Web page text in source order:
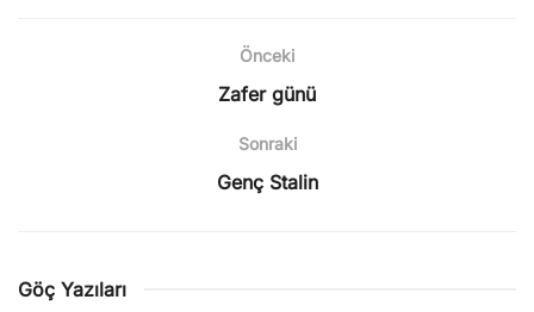
Önceki
Zafer günü
Sonraki
Genç Stalin
Göç Yazıları